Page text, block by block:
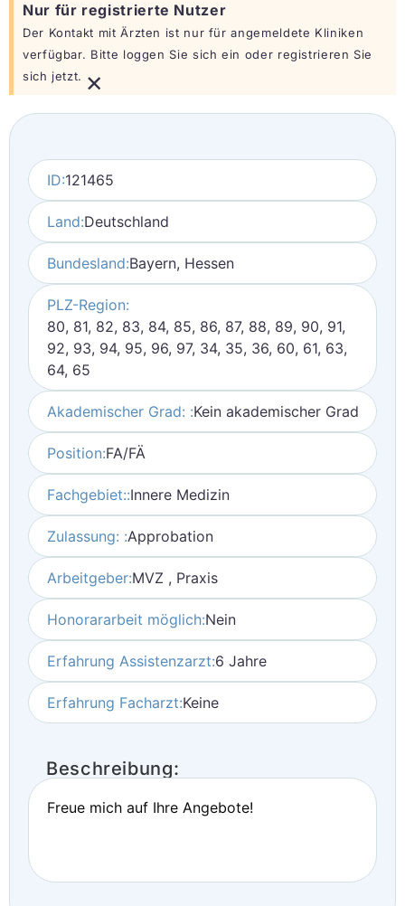
Nur für registrierte Nutzer
Der Kontakt mit Ärzten ist nur für angemeldete Kliniken
verfügbar. Bitte loggen Sie sich ein oder registrieren Sie
sich jetzt. ×
ID:121465
Land:Deutschland
Bundesland:Bayern, Hessen
PLZ-Region:
80, 81, 82, 83, 84, 85, 86, 87, 88, 89, 90, 91,
92, 93, 94, 95, 96, 97, 34, 35, 36, 60, 61, 63,
64, 65
Akademischer Grad: :Kein akademischer Grad
Position:FA/FÄ
Fachgebiet::Innere Medizin
Zulassung: :Approbation
Arbeitgeber:MVZ , Praxis
Honorararbeit möglich:Nein
Erfahrung Assistenzarzt:6 Jahre
Erfahrung Facharzt:Keine
Beschreibung:
Freue mich auf Ihre Angebote!